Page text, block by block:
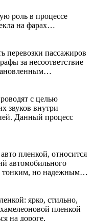
роль в процессе
на фарах…
перевозки пассажиров
за несоответствие
с целью
звуков внутри
Данный процесс
пленкой, относится
автомобильного
тонким, но надежным…
ярко, стильно,
пленкой
на дороге,